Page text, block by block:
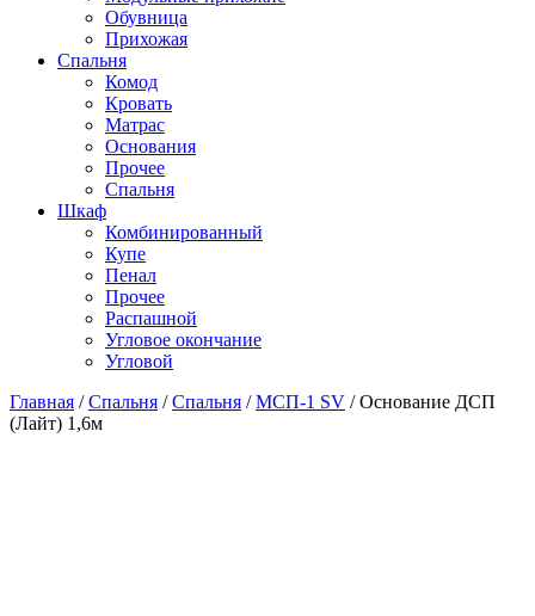
Обувница
Прихожая
Спальня
Комод
Кровать
Матраc
Основания
Прочее
Спальня
Шкаф
Комбинированный
Купе
Пенал
Прочее
Распашной
Угловое окончание
Угловой
Главная /Спальня /Спальня /МСП-1 SV /Основание ДСП
(Лайт) 1,6м